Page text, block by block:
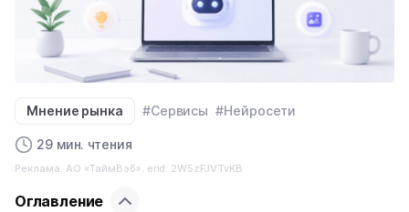
Мнение рынка #Сервисы #Нейросети
29 мин. чтения
Реклама. АО «ТаймВэб». erid: 2W5zFJVTvKB
Оглавление